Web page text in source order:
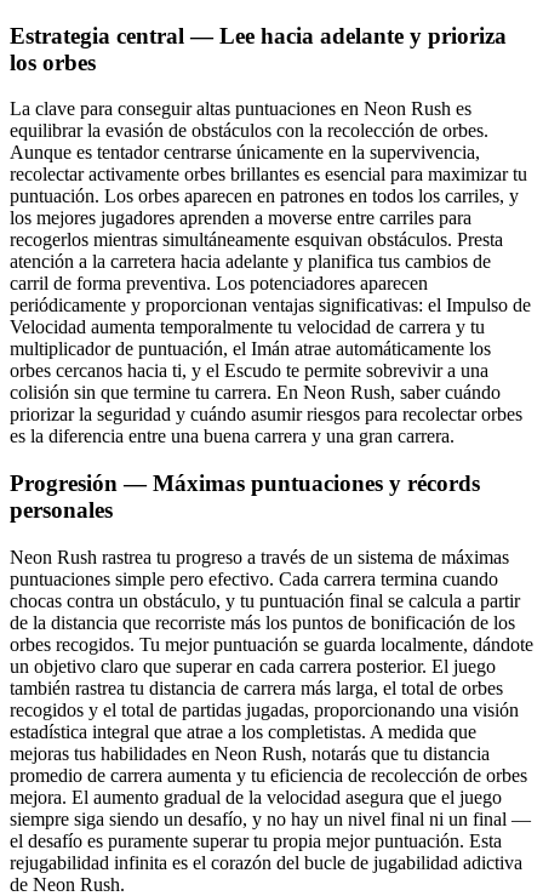
Estrategia central — Lee hacia adelante y prioriza
los orbes
La clave para conseguir altas puntuaciones en Neon Rush es
equilibrar la evasión de obstáculos con la recolección de orbes.
Aunque es tentador centrarse únicamente en la supervivencia,
recolectar activamente orbes brillantes es esencial para maximizar tu
puntuación. Los orbes aparecen en patrones en todos los carriles, y
los mejores jugadores aprenden a moverse entre carriles para
recogerlos mientras simultáneamente esquivan obstáculos. Presta
atención a la carretera hacia adelante y planifica tus cambios de
carril de forma preventiva. Los potenciadores aparecen
periódicamente y proporcionan ventajas significativas: el Impulso de
Velocidad aumenta temporalmente tu velocidad de carrera y tu
multiplicador de puntuación, el Imán atrae automáticamente los
orbes cercanos hacia ti, y el Escudo te permite sobrevivir a una
colisión sin que termine tu carrera. En Neon Rush, saber cuándo
priorizar la seguridad y cuándo asumir riesgos para recolectar orbes
es la diferencia entre una buena carrera y una gran carrera.
Progresión — Máximas puntuaciones y récords
personales
Neon Rush rastrea tu progreso a través de un sistema de máximas
puntuaciones simple pero efectivo. Cada carrera termina cuando
chocas contra un obstáculo, y tu puntuación final se calcula a partir
de la distancia que recorriste más los puntos de bonificación de los
orbes recogidos. Tu mejor puntuación se guarda localmente, dándote
un objetivo claro que superar en cada carrera posterior. El juego
también rastrea tu distancia de carrera más larga, el total de orbes
recogidos y el total de partidas jugadas, proporcionando una visión
estadística integral que atrae a los completistas. A medida que
mejoras tus habilidades en Neon Rush, notarás que tu distancia
promedio de carrera aumenta y tu eficiencia de recolección de orbes
mejora. El aumento gradual de la velocidad asegura que el juego
siempre siga siendo un desafío, y no hay un nivel final ni un final —
el desafío es puramente superar tu propia mejor puntuación. Esta
rejugabilidad infinita es el corazón del bucle de jugabilidad adictiva
de Neon Rush.